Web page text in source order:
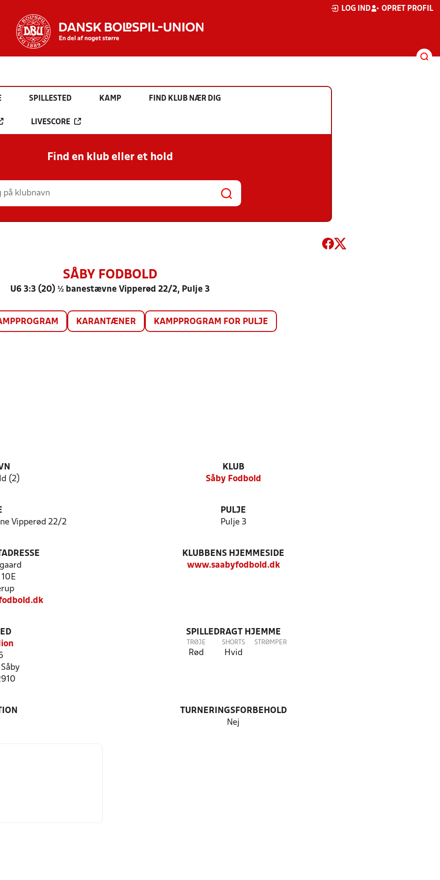
LOG IND OPRET PROFIL
SPILLESTED KAMP FIND KLUB NÆR DIG
LIVESCORE
Find en klub eller et hold
SÅBY FODBOLD
U6 3:3 (20) ½ banestævne Vipperød 22/2, Pulje 3
KARANTÆNER KAMPPROGRAM FOR PULJE
(2)
KLUB
Såby Fodbold
Vipperød 22/2
PULJE
Pulje 3
KLUBBENS HJEMMESIDE
www.saabyfodbold.dk
SPILLEDRAGT HJEMME
TRØJE
Rød
SHORTS
Hvid
STRØMPER
TURNERINGSFORBEHOLD
Nej